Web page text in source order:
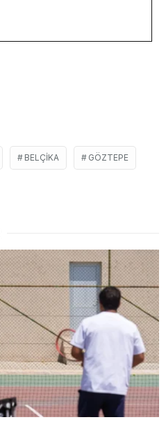
BELÇIKA GÖZTEPE